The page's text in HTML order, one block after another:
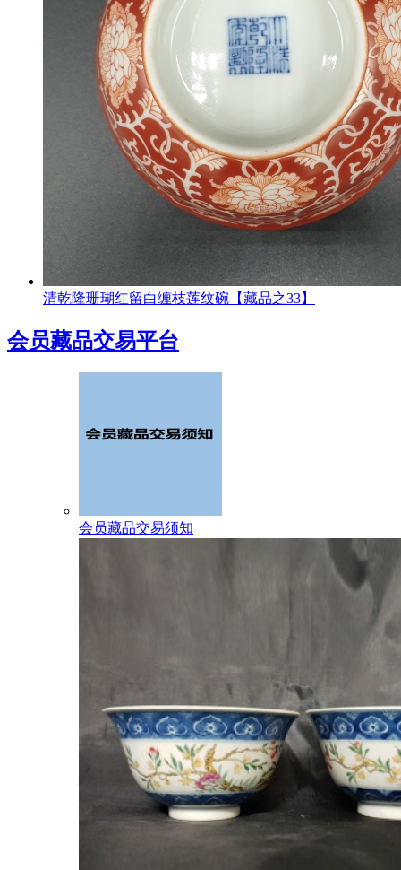
清乾隆珊瑚红留白缠枝莲纹碗【藏品之33】
会员藏品交易平台
会员藏品交易须知